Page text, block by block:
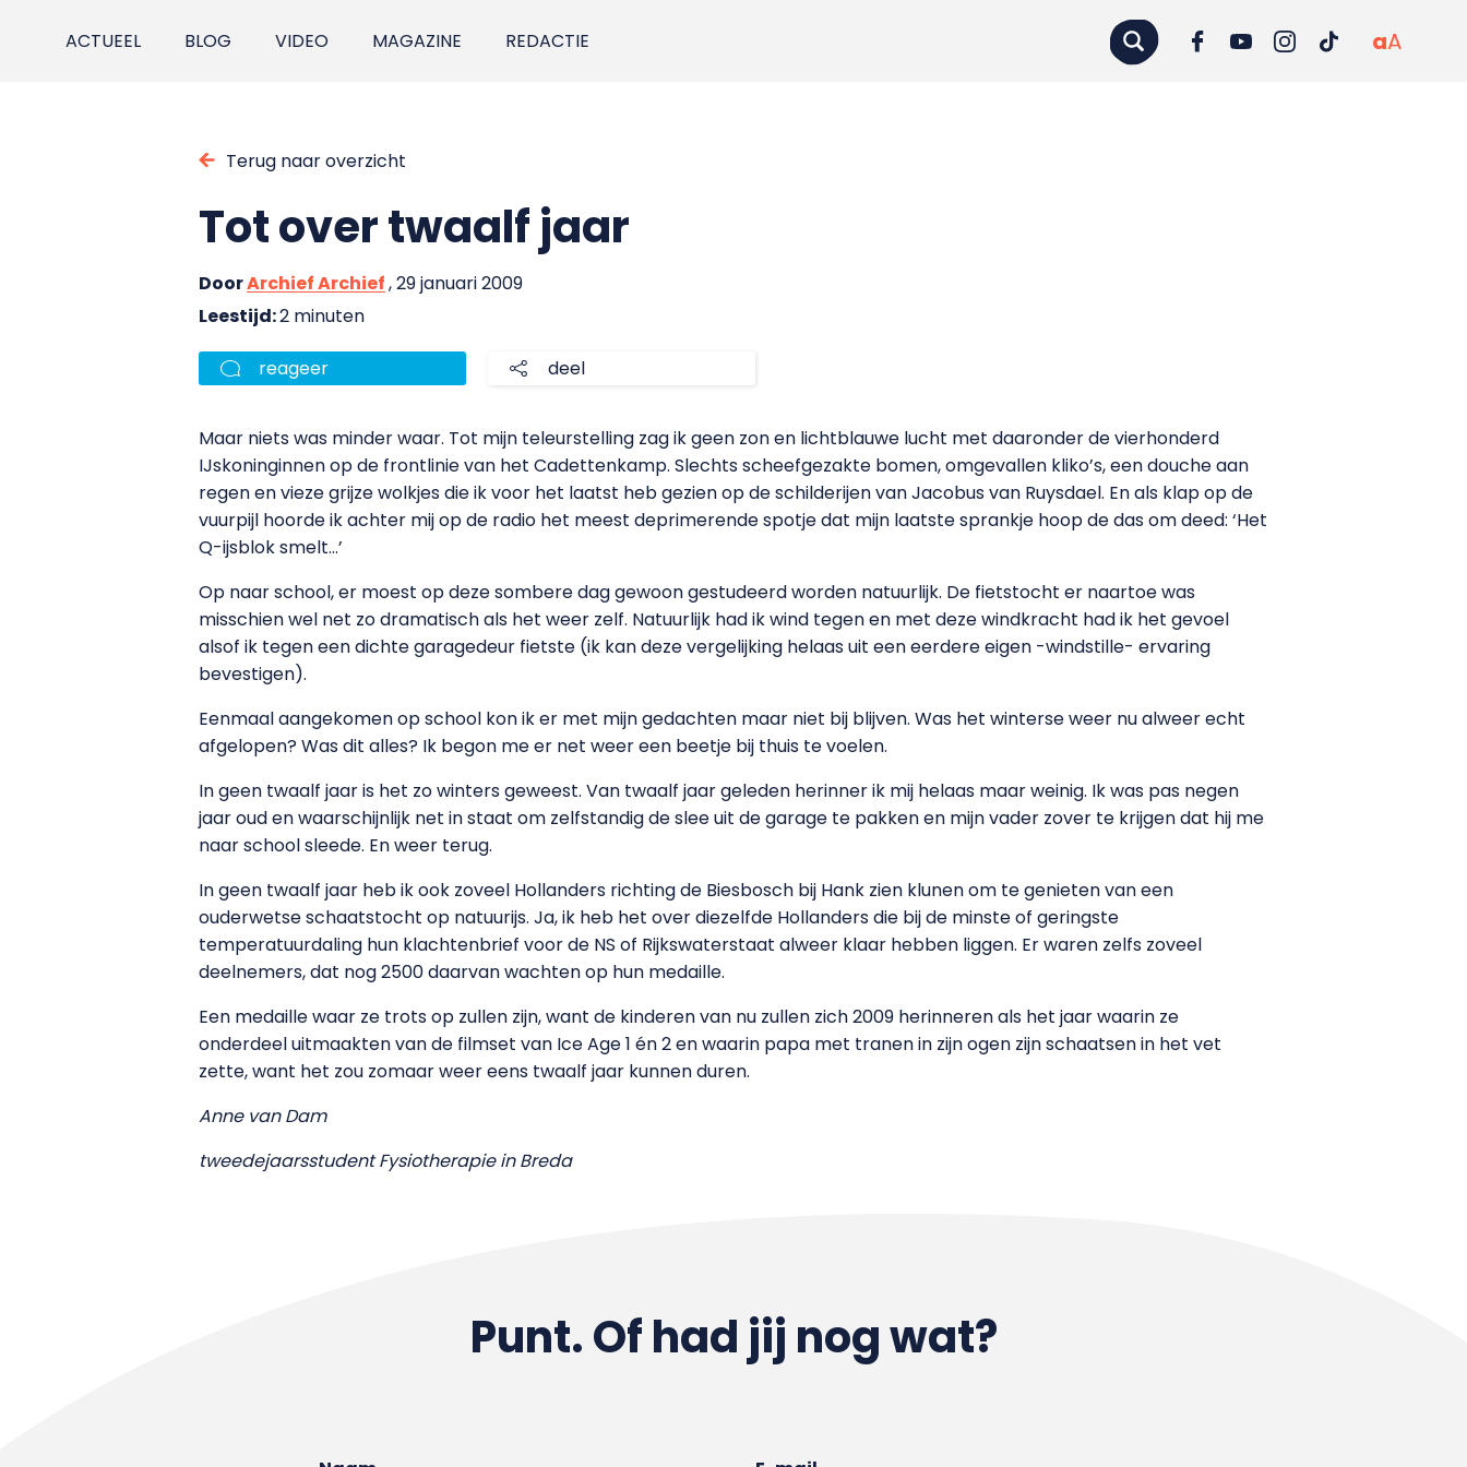
ACTUEEL BLOG VIDEO MAGAZINE REDACTIE aA
Terug naar overzicht
Tot over twaalf jaar
DoorArchief Archief, 29 januari 2009
Leestijd:2 minuten
reageer deel
Maar niets was minder waar. Tot mijn teleurstelling zag ik geen zon en lichtblauwe lucht met daaronder de vierhonderd
IJskoninginnen op de frontlinie van het Cadettenkamp. Slechts scheefgezakte bomen, omgevallen kliko’s, een douche aan
regen en vieze grijze wolkjes die ik voor het laatst heb gezien op de schilderijen van Jacobus van Ruysdael. En als klap op de
vuurpijl hoorde ik achter mij op de radio het meest deprimerende spotje dat mijn laatste sprankje hoop de das om deed: ‘Het
Q-ijsblok smelt…’
Op naar school, er moest op deze sombere dag gewoon gestudeerd worden natuurlijk. De fietstocht er naartoe was
misschien wel net zo dramatisch als het weer zelf. Natuurlijk had ik wind tegen en met deze windkracht had ik het gevoel
alsof ik tegen een dichte garagedeur fietste (ik kan deze vergelijking helaas uit een eerdere eigen -windstille- ervaring
bevestigen).
Eenmaal aangekomen op school kon ik er met mijn gedachten maar niet bij blijven. Was het winterse weer nu alweer echt
afgelopen? Was dit alles? Ik begon me er net weer een beetje bij thuis te voelen.
In geen twaalf jaar is het zo winters geweest. Van twaalf jaar geleden herinner ik mij helaas maar weinig. Ik was pas negen
jaar oud en waarschijnlijk net in staat om zelfstandig de slee uit de garage te pakken en mijn vader zover te krijgen dat hij me
naar school sleede. En weer terug.
In geen twaalf jaar heb ik ook zoveel Hollanders richting de Biesbosch bij Hank zien klunen om te genieten van een
ouderwetse schaatstocht op natuurijs. Ja, ik heb het over diezelfde Hollanders die bij de minste of geringste
temperatuurdaling hun klachtenbrief voor de NS of Rijkswaterstaat alweer klaar hebben liggen. Er waren zelfs zoveel
deelnemers, dat nog 2500 daarvan wachten op hun medaille.
Een medaille waar ze trots op zullen zijn, want de kinderen van nu zullen zich 2009 herinneren als het jaar waarin ze
onderdeel uitmaakten van de filmset van Ice Age 1 én 2 en waarin papa met tranen in zijn ogen zijn schaatsen in het vet
zette, want het zou zomaar weer eens twaalf jaar kunnen duren.
Anne van Dam
tweedejaarsstudent Fysiotherapie in Breda
Punt. Of had jij nog wat?